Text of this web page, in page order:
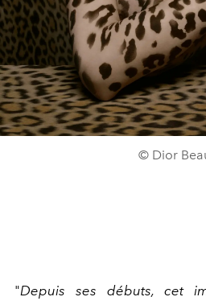
© Dior
"Depuis ses débuts, cet